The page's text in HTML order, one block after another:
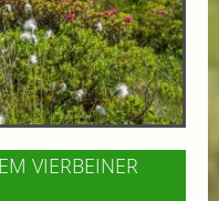
VIERBEINER